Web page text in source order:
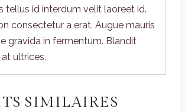
tellus id interdum velit laoreet id.
consectetur a erat. Augue mauris
gravida in fermentum. Blandit
ultrices.
SIMILAIRES